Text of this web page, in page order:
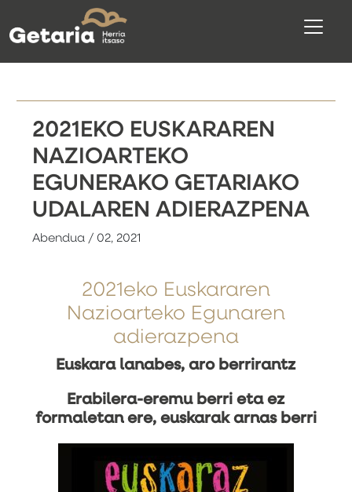
2021EKO EUSKARAREN
NAZIOARTEKO
EGUNERAKO GETARIAKO
UDALAREN ADIERAZPENA
Abendua / 02, 2021
2021eko Euskararen
Nazioarteko Egunaren
adierazpena
Euskara lanabes, aro berrirantz
Erabilera-eremu berri eta ez
formaletan ere, euskarak arnas berri